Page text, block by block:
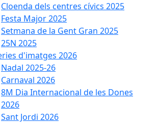
Cloenda dels centres cívics 2025
Festa Major 2025
Setmana de la Gent Gran 2025
25N 2025
d'imatges 2026
Nadal 2025-26
Carnaval 2026
8M Dia Internacional de les Dones
2026
Sant Jordi 2026